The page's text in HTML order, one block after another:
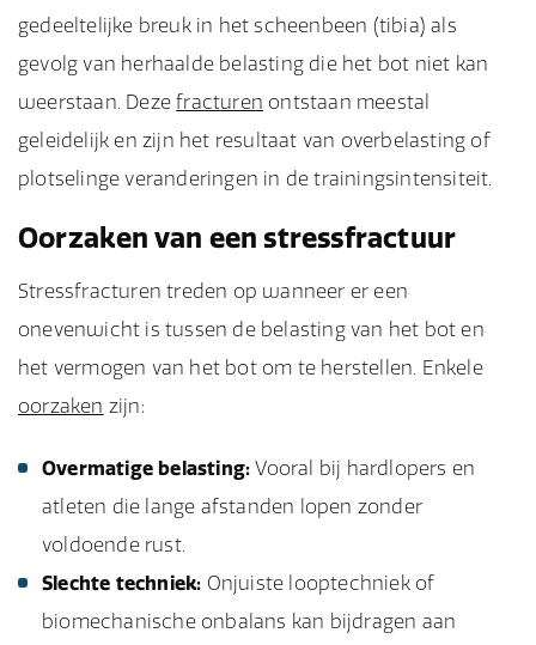
gedeeltelijke breuk in het scheenbeen (tibia) als
gevolg van herhaalde belasting die het bot niet kan
weerstaan. Dezefracturen ontstaan meestal
geleidelijk en zijn het resultaat van overbelasting of
plotselinge veranderingen in de trainingsintensiteit.
Oorzaken van een stressfractuur
Stressfracturen treden op wanneer er een
onevenwicht is tussen de belasting van het bot en
het vermogen van het bot om te herstellen. Enkele
oorzaken zijn:
Overmatige belasting: Vooral bij hardlopers en
atleten die lange afstanden lopen zonder
voldoende rust.
Slechte techniek: Onjuiste looptechniek of
biomechanische onbalans kan bijdragen aan